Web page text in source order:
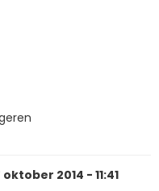
oktober 2014 - 11:41